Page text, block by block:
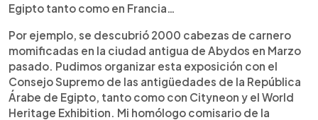
Egipto tanto como en Francia…
Por ejemplo, se descubrió 2000 cabezas de carnero
momificadas en la ciudad antigua de Abydos en Marzo
pasado. Pudimos organizar esta exposición con el
Consejo Supremo de las antigüedades de la República
Árabe de Egipto, tanto como con Cityneon y el World
Heritage Exhibition. Mi homólogo comisario de la